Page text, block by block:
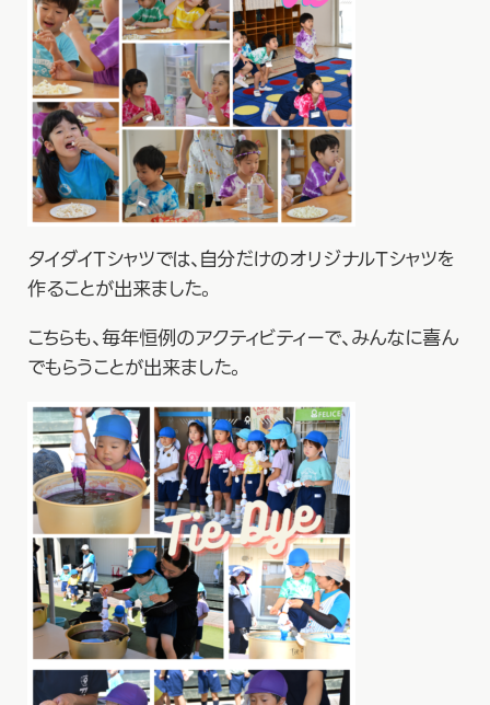
タイダイTシャツでは、自分だけのオリジナルTシャツを
作ることが出来ました。
こちらも、毎年恒例のアクティビティーで、みんなに喜ん
でもらうことが出来ました。